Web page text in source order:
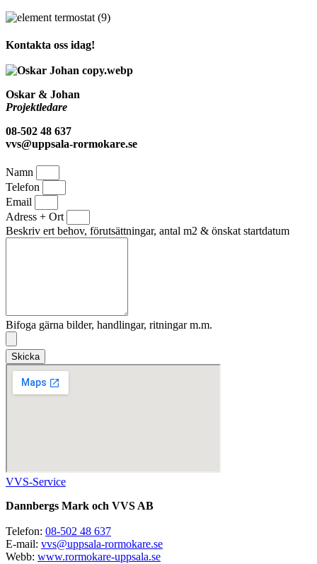
Kontakta oss idag!
Oskar & Johan
Projektledare
08-502 48 637
vvs@uppsala-rormokare.se
Namn
Telefon
Email
Adress + Ort
Beskriv ert behov, förutsättningar, antal m2 & önskat startdatum
Bifoga gärna bilder, handlingar, ritningar m.m.
Skicka
VVS-Service
Dannbergs Mark och VVS AB
Telefon: 08-502 48 637
E-mail: vvs@uppsala-rormokare.se
Webb: www.rormokare-uppsala.se